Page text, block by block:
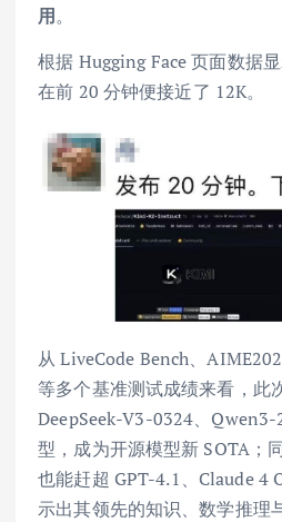
用。
根据 Hugging Face 页面数据
在前 20 分钟便接近了 12K。
从 LiveCode Bench、
等多个基准测试成绩来看，此
DeepSeek-V3-0324、
型，成为开源模型新 SOTA；
也能赶超 GPT-4.1、Claude 4
示出其领先的知识、数学推理